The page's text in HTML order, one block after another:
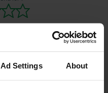
Ad Settings About